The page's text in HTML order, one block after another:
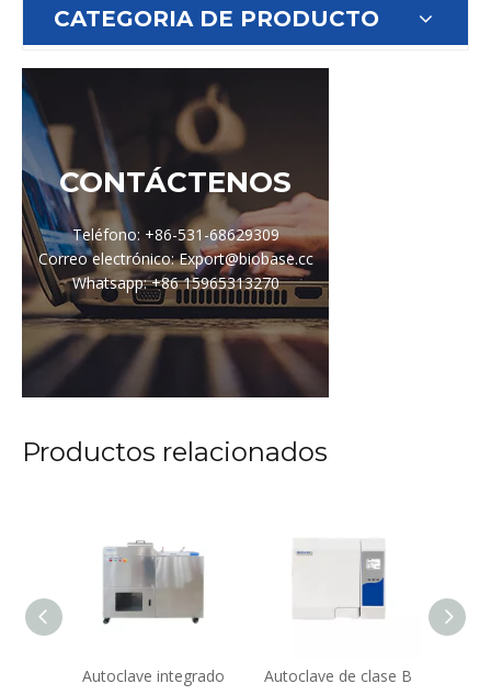
CATEGORIA DE PRODUCTO
CONTÁCTENOS
Teléfono: +86-531-68629309
Correo electrónico: Export@biobase.cc
Whatsapp: +86 15965313270
Productos relacionados
Autoclave integrado
Autoclave de clase B